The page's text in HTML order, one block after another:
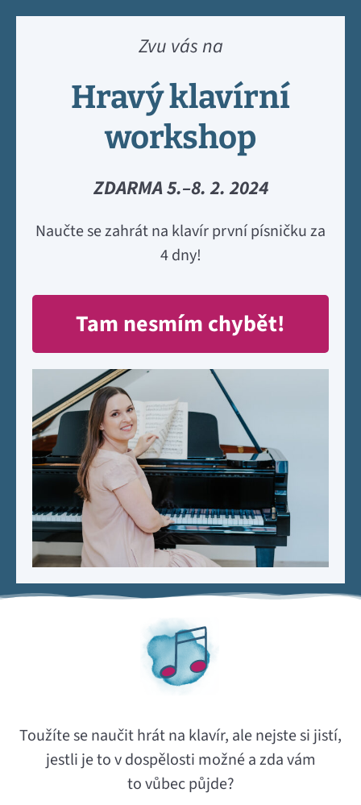
Zvu vás na
Hravý klavírní
workshop
ZDARMA 5.–8. 2. 2024
Naučte se zahrát na klavír první písničku za
4 dny!
Tam nesmím chybět!
Toužíte se naučit hrát na klavír, ale nejste si jistí,
jestli je to v dospělosti možné a zda vám
to vůbec půjde?